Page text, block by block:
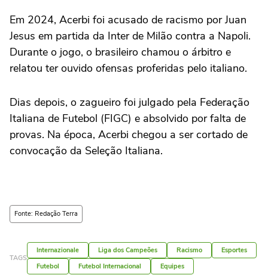
Em 2024, Acerbi foi acusado de racismo por Juan
Jesus em partida da Inter de Milão contra a Napoli.
Durante o jogo, o brasileiro chamou o árbitro e
relatou ter ouvido ofensas proferidas pelo italiano.
Dias depois, o zagueiro foi julgado pela Federação
Italiana de Futebol (FIGC) e absolvido por falta de
provas. Na época, Acerbi chegou a ser cortado de
convocação da Seleção Italiana.
Fonte: Redação Terra
TAGS
Internazionale Liga dos Campeões Racismo
Esportes
Futebol
Futebol Internacional Equipes